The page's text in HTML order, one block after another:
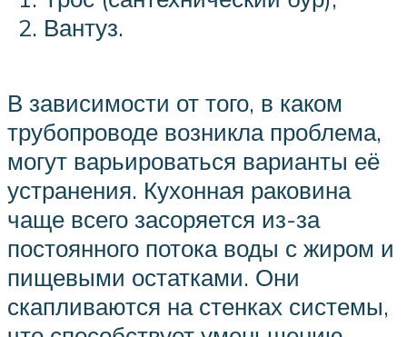
Вантуз.
В зависимости от того, в каком
трубопроводе возникла проблема,
могут варьироваться варианты её
устранения. Кухонная раковина
чаще всего засоряется из-за
постоянного потока воды с жиром и
пищевыми остатками. Они
скапливаются на стенках системы,